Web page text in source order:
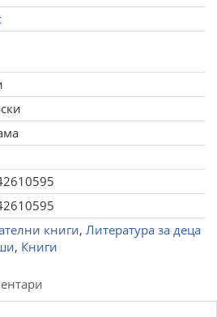
книги, Литература за деца
, Книги